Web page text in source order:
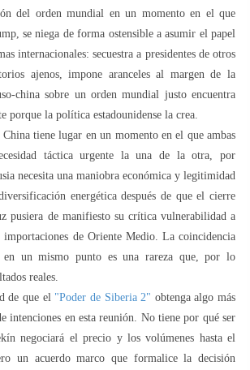
del orden mundial en un momento en el que
se niega de forma ostensible a asumir el papel
internacionales: secuestra a presidentes de otros
ajenos, impone aranceles al margen de la
china sobre un orden mundial justo encuentra
porque la política estadounidense la crea.
tiene lugar en un momento en el que ambas
táctica urgente la una de la otra, por
necesita una maniobra económica y legitimidad
energética después de que el cierre
pusiera de manifiesto su crítica vulnerabilidad a
importaciones de Oriente Medio. La coincidencia
en un mismo punto es una rareza que, por lo
reales.
de que el "Poder de Siberia 2" obtenga algo más
intenciones en esta reunión. No tiene por qué ser
negociará el precio y los volúmenes hasta el
un acuerdo marco que formalice la decisión